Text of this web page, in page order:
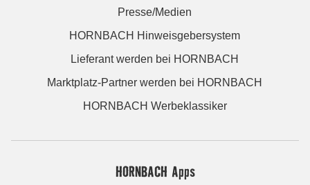
Presse/Medien
HORNBACH Hinweisgebersystem
Lieferant werden bei HORNBACH
Marktplatz-Partner werden bei HORNBACH
HORNBACH Werbeklassiker
HORNBACH Apps